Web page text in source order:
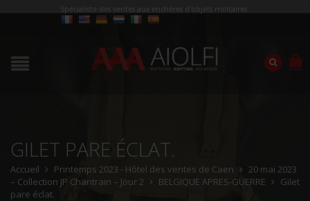
Spécialiste des ventes aux enchères d'objets militaires
GILET PARE ÉCLAT.
Accueil Printemps 2023 - Hôtel des ventes de Caen
20 mai 2023
– Collection JP Chantrain – Jour 2
BELGIQUE APRES-GUERRE
Gilet
pare éclat.